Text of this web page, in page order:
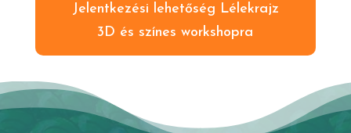
Jelentkezési lehetőség Lélekrajz
3D és színes workshopra